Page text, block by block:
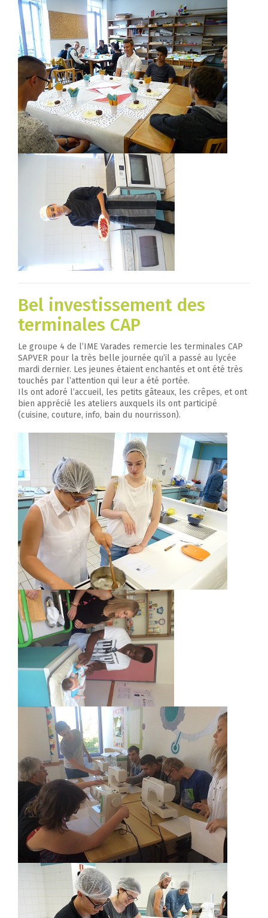
Bel investissement des
terminales CAP
Le groupe 4 de l’IME Varades remercie les terminales CAP
SAPVER pour la très belle journée qu’il a passé au lycée
mardi dernier. Les jeunes étaient enchantés et ont été très
touchés par l’attention qui leur a été portée.
Ils ont adoré l’accueil, les petits gâteaux, les crêpes, et ont
bien apprécié les ateliers auxquels ils ont participé
(cuisine, couture, info, bain du nourrisson).